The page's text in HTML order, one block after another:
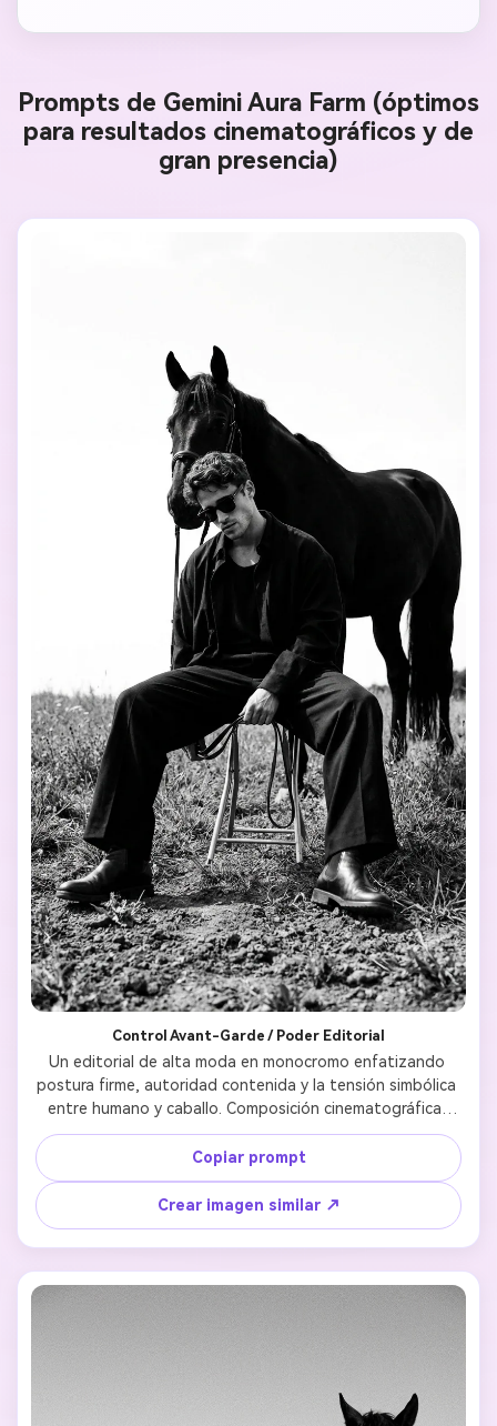
Prompts de Gemini Aura Farm (óptimos
para resultados cinematográficos y de
gran presencia)
Control Avant-Garde / Poder Editorial
Un editorial de alta moda en monocromo enfatizando
postura firme, autoridad contenida y la tensión simbólica
entre humano y caballo. Composición cinematográfica,
texturas mate y estética de lujo conceptual con calma
introspectiva.
Copiar prompt
Crear imagen similar ↗